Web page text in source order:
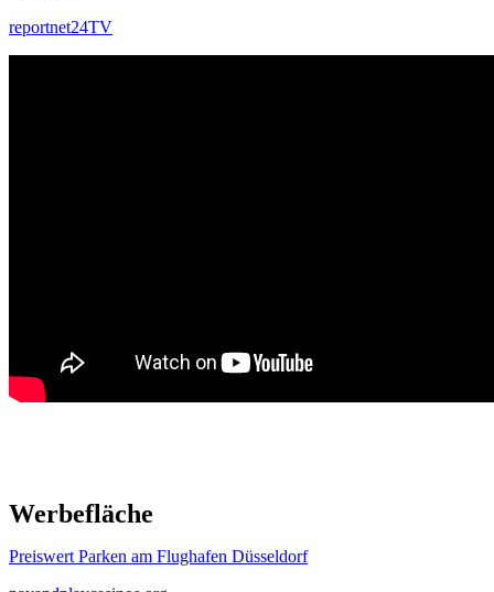
reportnet24TV
Werbefläche
Preiswert Parken am Flughafen Düsseldorf